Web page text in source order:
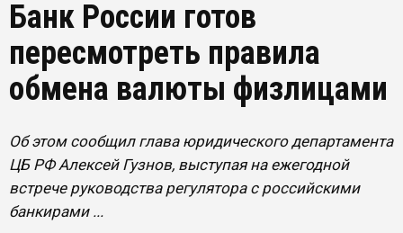
Банк России готов
пересмотреть правила
обмена валюты физлицами
Об этом сообщил глава юридического департамента
ЦБ РФ Алексей Гузнов, выступая на ежегодной
встрече руководства регулятора с российскими
банкирами ...